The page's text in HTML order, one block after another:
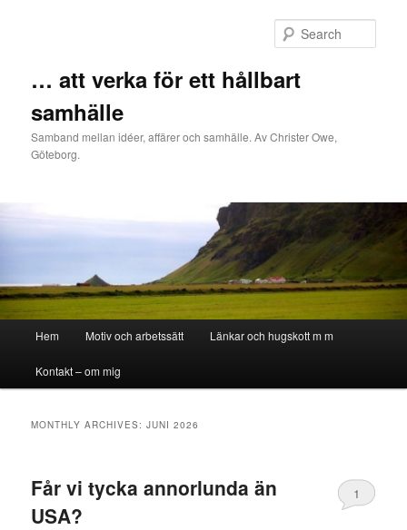
… att verka för ett hållbart
samhälle
Samband mellan idéer, affärer och samhälle. Av Christer Owe,
Göteborg.
Skip to primary content
Skip to secondary content
Hem Motiv och arbetssätt Länkar och hugskott m m
Kontakt – om mig
MONTHLY ARCHIVES:JUNI 2026
Får vi tycka annorlunda än
USA?
1